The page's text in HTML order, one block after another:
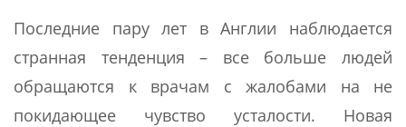
Последние пару лет в Англии наблюдается
странная тенденция – все больше людей
обращаются к врачам с жалобами на не
покидающее чувство усталости. Новая